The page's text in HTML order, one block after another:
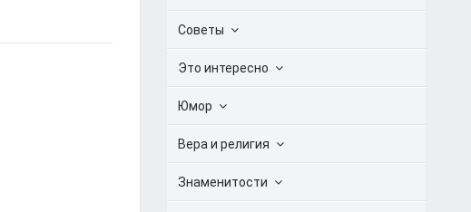
Советы
Это интересно
Юмор
Вера и религия
Знаменитости